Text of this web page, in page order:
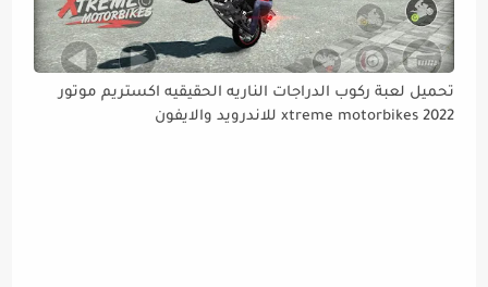
تحميل لعبة ركوب الدراجات الناريه الحقيقيه اكستريم موتور
xtreme motorbikes 2022 للاندرويد والايفون